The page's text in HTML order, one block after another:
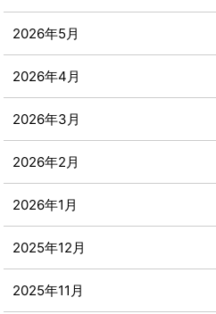
2026年5月
2026年4月
2026年3月
2026年2月
2026年1月
2025年12月
2025年11月